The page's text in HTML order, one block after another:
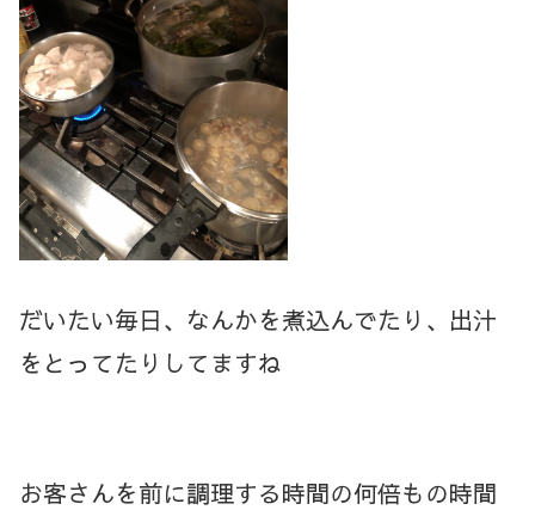
だいたい毎日、なんかを煮込んでたり、出汁
をとってたりしてますね
お客さんを前に調理する時間の何倍もの時間